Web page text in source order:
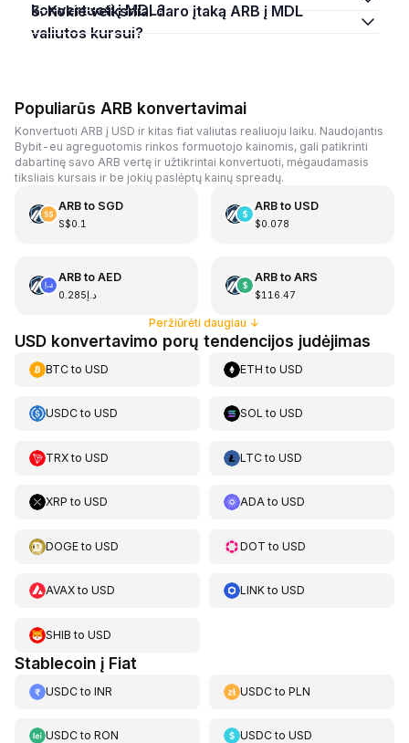
konvertuoti į MDL?
5. Kokie veiksniai daro įtaką ARB į MDL
valiutos kursui?
Populiarūs ARB konvertavimai
Konvertuoti ARB į USD ir kitas fiat valiutas realiuoju laiku. Naudojantis
Bybit-eu agreguotomis rinkos formuotojo kainomis, gali patikrinti
dabartinę savo ARB vertę ir užtikrintai konvertuoti, mėgaudamasis
tiksliais kursais ir be jokių paslėptų kainų spreadų.
ARBto SGD
S$0.1
ARBto USD
$0.078
ARBto AED
د.إ0.285
ARBto ARS
$116.47
Peržiūrėti daugiau ↓
USD konvertavimo porų tendencijos judėjimas
BTCto USD ETH toUSD
USDCto USD SOL toUSD
TRXto USD LTCtoUSD
XRP to USD ADAtoUSD
DOGEto USD DOT toUSD
AVAXto USD LINKtoUSD
SHIB to USD
Stablecoin į Fiat
USDCto INR USDCtoPLN
USDCto RON USDCtoUSD